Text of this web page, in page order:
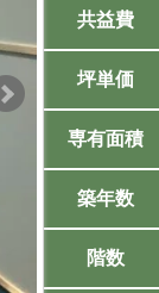
共益費
坪単価
専有面積
築年数
階数